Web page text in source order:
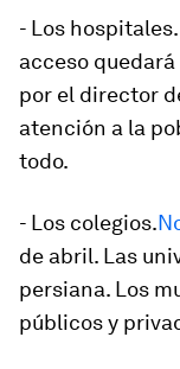
- Los
acceso
por el director
atención a la
todo.
- Los colegios.
de abril. Las
persiana. Los
públicos y